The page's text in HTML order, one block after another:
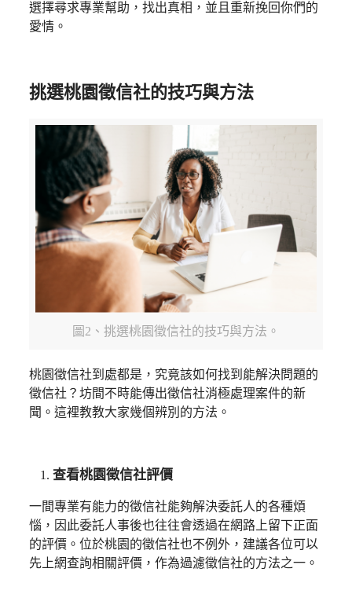
選擇尋求專業幫助，找出真相，並且重新挽回你們的
愛情。
挑選桃園徵信社的技巧與方法
圖2、挑選桃園徵信社的技巧與方法。
桃園徵信社到處都是，究竟該如何找到能解決問題的
徵信社？坊間不時能傳出徵信社消極處理案件的新
聞。這裡教教大家幾個辨別的方法。
查看桃園徵信社評價
一間專業有能力的徵信社能夠解決委託人的各種煩
惱，因此委託人事後也往往會透過在網路上留下正面
的評價。位於桃園的徵信社也不例外，建議各位可以
先上網查詢相關評價，作為過濾徵信社的方法之一。